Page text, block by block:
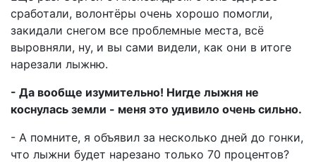
сработали, волонтёры очень хорошо помогли,
закидали снегом все проблемные места, всё
выровняли, ну, и вы сами видели, как они в итоге
нарезали лыжню.
- Да вообще изумительно! Нигде лыжня не
коснулась земли - меня это удивило очень сильно.
- А помните, я объявил за несколько дней до гонки,
что лыжни будет нарезано только 70 процентов?